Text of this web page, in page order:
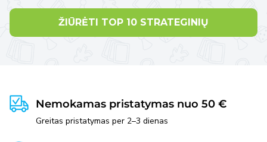
ŽIŪRĖTI TOP 10 STRATEGINIŲ
Nemokamas pristatymas nuo 50 €
Greitas pristatymas per 2–3 dienas